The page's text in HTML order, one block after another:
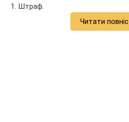
1. Штраф.
Читати